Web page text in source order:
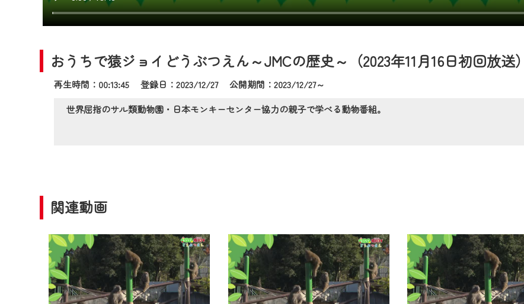
おうちで猿ジョイどうぶつえん～JMCの歴史～（2023年11月16日初回放送）
再生時間：00:13:45 登録日：2023/12/27公開期間：2023/12/27～
世界屈指のサル類動物園・日本モンキーセンター協力の親子で学べる動物番組。
関連動画
＜メンテナンス情報＞
CCNetWebTVのリニューアルにともないメンテナンス作業を予定しています。
日時 9/24 9:30～16:30
作業の間は、CCNetWebTVの画面が「メンテナンス中」になり、ご利用いただけません。
ご不便をおかけいたしますが、ご了承の程よろしくお願いいたします。